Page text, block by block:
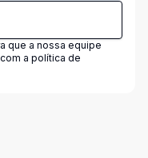
que a nossa equipe
a política de